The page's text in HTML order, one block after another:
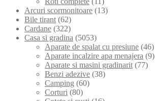
Arcuri scormonitoare (13)
Bile tirant (62)
Cardane (322)
Casa si gradina (5053)
Aparate de spalat cu presiune (46)
Aparate incalzire apa menajera (9)
Aparate si masini gradinarit (77)
Benzi adezive (38)
Camping (60)
Corturi (80)